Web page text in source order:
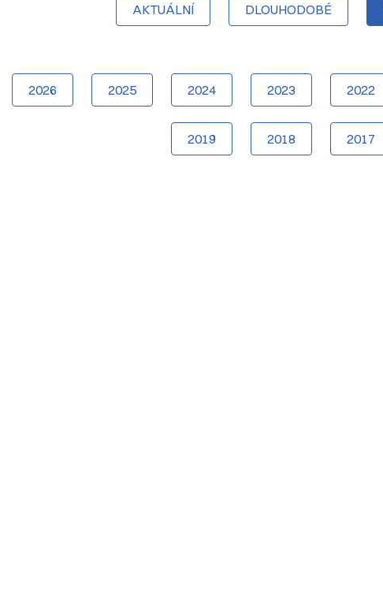
AKTUÁLNÍ DLOUHODOBÉ
2026 2025 2024 2023 2022
2019 2018 2017